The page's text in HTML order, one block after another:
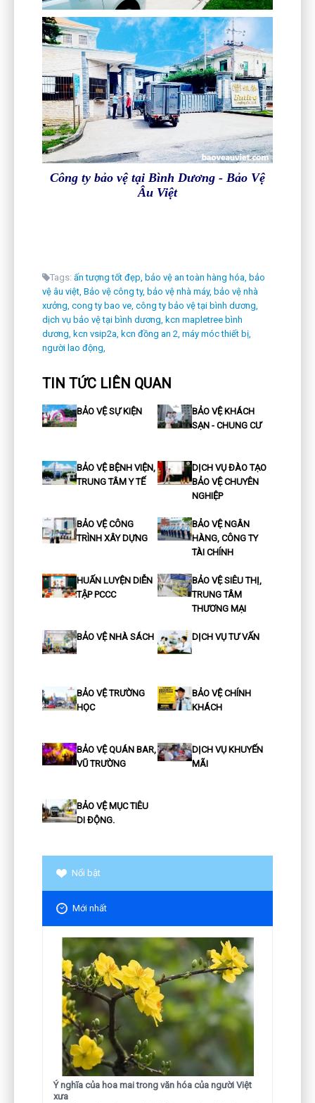
Công ty bảo vệ tại Bình Dương - Bảo Vệ
Âu Việt
Tags: ấn tượng tốt đẹp, bảo vệ an toàn hàng hóa, bảo
vệ âu việt, Bảo vệ công ty, bảo vệ nhà máy, bảo vệ nhà
xưởng, cong ty bao ve, công ty bảo vệ tại bình dương,
dịch vụ bảo vệ tại bình dương, kcn mapletree bình
dương, kcn vsip2a, kcn đồng an 2, máy móc thiết bị,
người lao động,
TIN TỨC LIÊN QUAN
BẢO VỆ SỰ KIỆN
BẢO VỆ KHÁCH
SẠN - CHUNG CƯ
BẢO VỆ BỆNH VIỆN,
TRUNG TÂM Y TẾ
DỊCH VỤ ĐÀO TẠO
BẢO VỆ CHUYÊN
NGHIỆP
BẢO VỆ CÔNG
TRÌNH XÂY DỰNG
BẢO VỆ NGÂN
HÀNG, CÔNG TY
TÀI CHÍNH
HUẤN LUYỆN DIỄN
TẬP PCCC
BẢO VỆ SIÊU THỊ,
TRUNG TÂM
THƯƠNG MẠI
BẢO VỆ NHÀ SÁCH DỊCH VỤ TƯ VẤN
BẢO VỆ TRƯỜNG
HỌC
BẢO VỆ CHÍNH
KHÁCH
BẢO VỆ QUÁN BAR,
VŨ TRƯỜNG
DỊCH VỤ KHUYẾN
MÃI
BẢO VỆ MỤC TIÊU
DI ĐỘNG.
Nổi bật
Mới nhất
Ý nghĩa của hoa mai trong văn hóa của người Việt
xưa